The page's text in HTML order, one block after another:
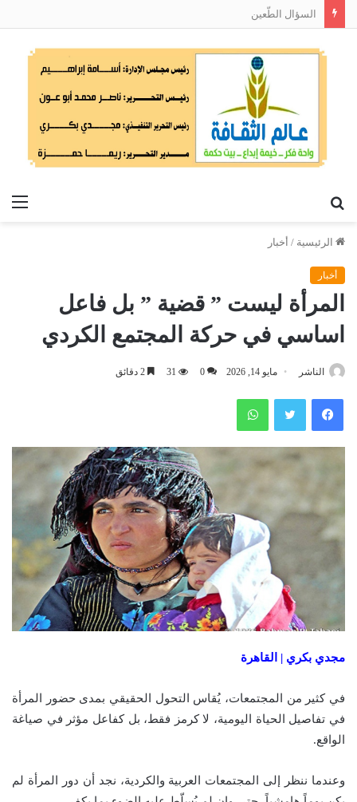
السؤال الطّعين
الرئيسية / أخبار
أخبار
المرأة ليست ” قضية ” بل فاعل
اساسي في حركة المجتمع الكردي
الناشر مايو 14, 2026 0
31
فيسبوك تويتر واتساب
مجدي بكري | القاهرة
في كثير من المجتمعات، يُقاس التحول الحقيقي بمدى حضور المرأة
في تفاصيل الحياة اليومية، لا كرمز فقط، بل كفاعل مؤثر في صياغة
الواقع.
وعندما ننظر إلى المجتمعات العربية والكردية، نجد أن دور المرأة لم